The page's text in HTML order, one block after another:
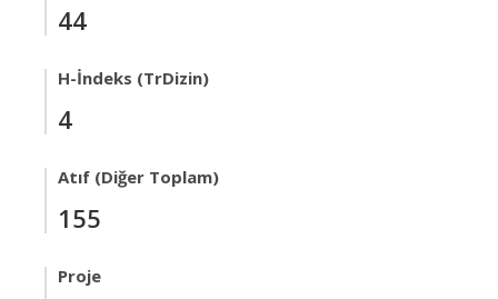
44
H-İndeks (TrDizin)
4
Atıf (Diğer Toplam)
155
Proje